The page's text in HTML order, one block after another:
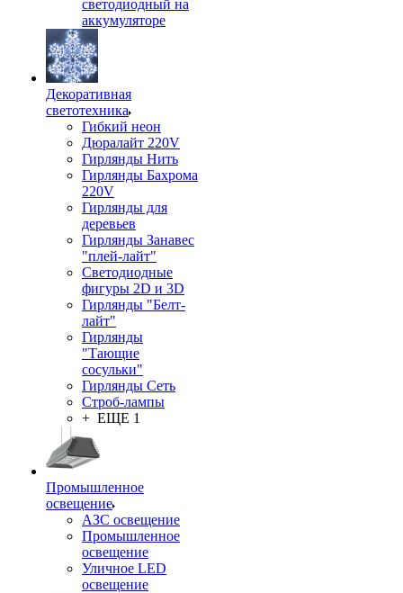
светодиодный на
аккумуляторе
Декоративная
светотехника
Гибкий неон
Дюралайт 220V
Гирлянды Нить
Гирлянды Бахрома
220V
Гирлянды для
деревьев
Гирлянды Занавес
"плей-лайт"
Светодиодные
фигуры 2D и 3D
Гирлянды "Белт-
лайт"
Гирлянды
"Тающие
сосульки"
Гирлянды Сеть
Строб-лампы
+ ЕЩЕ 1
Промышленное
освещение
АЗС освещение
Промышленное
освещение
Уличное LED
освещение